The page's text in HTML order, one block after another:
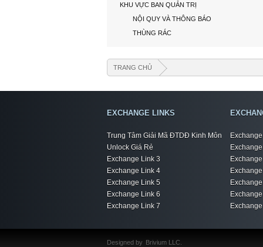
KHU VỰC BAN QUẢN TRỊ
NỘI QUY VÀ THÔNG BÁO
THÙNG RÁC
TRANG CHỦ
EXCHANGE LINKS
Trung Tâm Giải Mã ĐTDĐ Kinh Môn
Unlock Giá Rẻ
Exchange Link 3
Exchange Link 4
Exchange Link 5
Exchange Link 6
Exchange Link 7
Designed by Brivium LLC.